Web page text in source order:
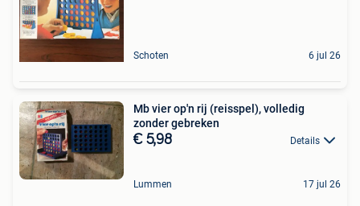
Schoten 6 jul 26
Mb vier op'n rij (reisspel), volledig
zonder gebreken
€ 5,98 Details
Lummen 17 jul 26